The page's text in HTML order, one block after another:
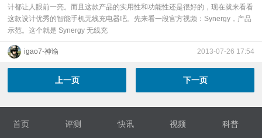
计都让人眼前一亮。而且这款产品的实用性和功能性还是很好的，现在就来看看
这款设计优秀的智能手机无线充电器吧。先来看一段官方视频：Synergy，产品
示范。这个就是 Synergy 无线充
igao7-神谕 2013-07-26 17:54
上一页 下一页
首页 评测 快讯 视频 科普